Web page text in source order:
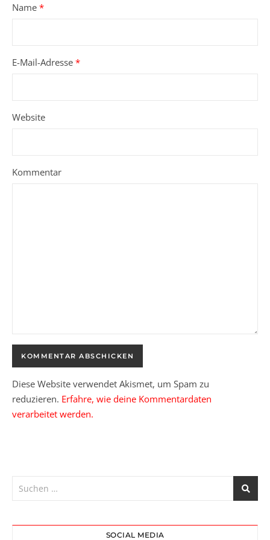
Name *
E-Mail-Adresse *
Website
Kommentar
Diese Website verwendet Akismet, um Spam zu
reduzieren. Erfahre, wie deine Kommentardaten
verarbeitet werden.
SOCIAL MEDIA